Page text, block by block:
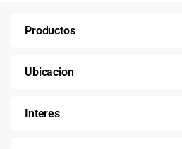
Productos
Ubicacion
Interes